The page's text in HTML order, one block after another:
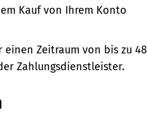
Kauf von Ihrem Konto
Zeitraum von bis zu 48
Zahlungsdienstleister.